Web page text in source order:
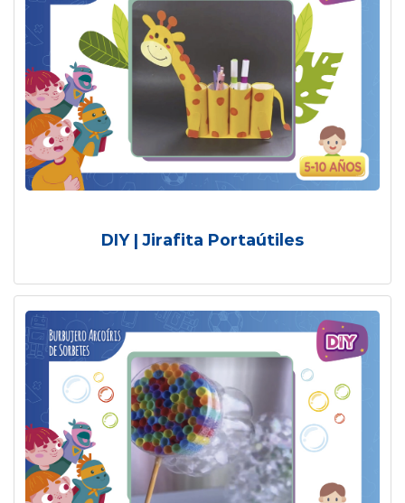
DIY | Jirafita Portaútiles